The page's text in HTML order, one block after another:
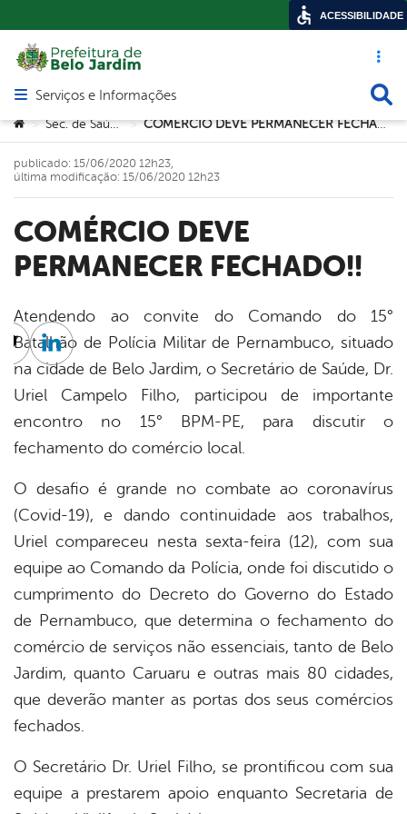
Acesso
Abrir menu principal de navegação
Serviços e Informações
Você está aqui:
> Sec. de Saúde > COMÉRCIO DEVE PERMANECER FECHADO!!
COMÉRCIO DEVE
PERMANECER FECHADO!!
publicado: 15/06/2020 12h23,
última modificação: 15/06/2020 12h23
Atendendo ao convite do Comando do 15°
Batalhão de Polícia Militar de Pernambuco, situado
na cidade de Belo Jardim, o Secretário de Saúde, Dr.
Uriel Campelo Filho, participou de importante
encontro no 15° BPM-PE, para discutir o
fechamento do comércio local.
O desafio é grande no combate ao coronavírus
(Covid-19), e dando continuidade aos trabalhos,
Uriel compareceu nesta sexta-feira (12), com sua
equipe ao Comando da Polícia, onde foi discutido o
cumprimento do Decreto do Governo do Estado
de Pernambuco, que determina o fechamento do
comércio de serviços não essenciais, tanto de Belo
Jardim, quanto Caruaru e outras mais 80 cidades,
que deverão manter as portas dos seus comércios
fechados.
O Secretário Dr. Uriel Filho, se prontificou com sua
equipe a prestarem apoio enquanto Secretaria de
Twitter
Linkedin
ACESSIBILIDADE